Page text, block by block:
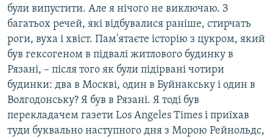
були випустити. Але я нічого не виключаю. З
багатьох речей, які відбувалися раніше, стирчать
роги, вуха і хвіст. Пам'ятаєте історію з цукром, який
був гексогеном в підвалі житлового будинку в
Рязані, – після того як були підірвані чотири
будинки: два в Москві, один в Буйнакську і один в
Волгодонську? Я був в Рязані. Я тоді був
перекладачем газети Los Angeles Times і приїхав
туди буквально наступного дня з Морою Рейнольдс,